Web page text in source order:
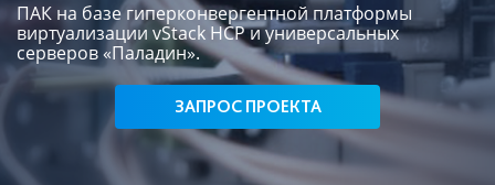
ПАК на базе гиперконвергентной платформы
виртуализации vStack HCP и универсальных
серверов «Паладин».
ЗАПРОС ПРОЕКТА